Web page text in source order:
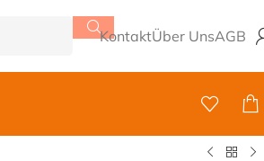
KontaktÜber UnsAGB